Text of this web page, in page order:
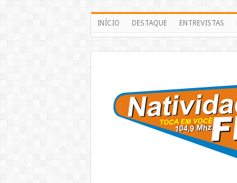
INÍCIO DESTAQUE ENTREVISTAS